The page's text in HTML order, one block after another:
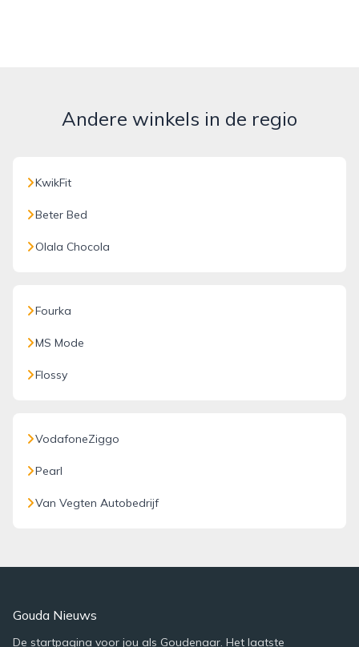
Andere winkels in de regio
KwikFit
Beter Bed
Olala Chocola
Fourka
MS Mode
Flossy
VodafoneZiggo
Pearl
Van Vegten Autobedrijf
Gouda Nieuws
De startpagina voor jou als Goudenaar. Het laatste